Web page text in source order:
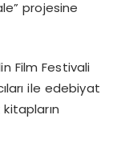
” projesine
Film Festivali
ile edebiyat